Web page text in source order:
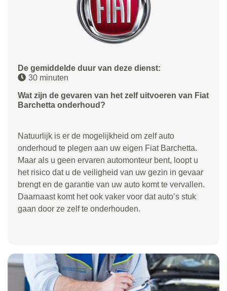
De gemiddelde duur van deze dienst:
30 minuten
Wat zijn de gevaren van het zelf uitvoeren van Fiat
Barchetta onderhoud?
Natuurlijk is er de mogelijkheid om zelf auto
onderhoud te plegen aan uw eigen Fiat Barchetta.
Maar als u geen ervaren automonteur bent, loopt u
het risico dat u de veiligheid van uw gezin in gevaar
brengt en de garantie van uw auto komt te vervallen.
Daarnaast komt het ook vaker voor dat auto’s stuk
gaan door ze zelf te onderhouden.